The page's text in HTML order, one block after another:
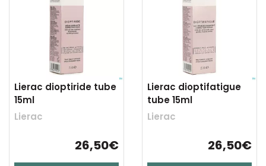
Lierac dioptiride tube
15ml
Lierac
26,50€
Lierac dioptifatigue
tube 15ml
Lierac
26,50€